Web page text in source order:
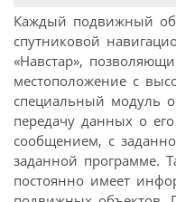
Каждый подвижный
спутниковой
«Навстар»,
местоположение с
специальный модуль
передачу данных о
сообщением, с
заданной программе.
постоянно имеет